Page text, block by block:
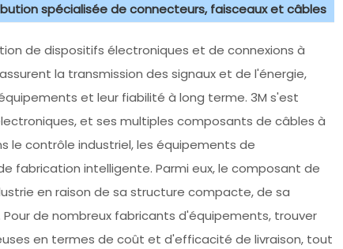
spécialisée de connecteurs, faisceaux et câbles
de dispositifs électroniques et de connexions à
la transmission des signaux et de l'énergie,
et leur fiabilité à long terme. 3M s'est
et ses multiples composants de câbles à
contrôle industriel, les équipements de
fabrication intelligente. Parmi eux, le composant de
en raison de sa structure compacte, de sa
de nombreux fabricants d'équipements, trouver
en termes de coût et d'efficacité de livraison, tout